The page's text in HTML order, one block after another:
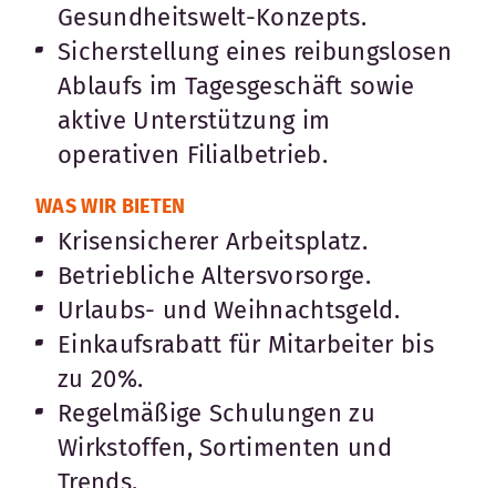
Gesundheitswelt-Konzepts.
Sicherstellung eines reibungslosen
Ablaufs im Tagesgeschäft sowie
aktive Unterstützung im
operativen Filialbetrieb.
WAS WIR BIETEN
Krisensicherer Arbeitsplatz.
Betriebliche Altersvorsorge.
Urlaubs- und Weihnachtsgeld.
Einkaufsrabatt für Mitarbeiter bis
zu 20%.
Regelmäßige Schulungen zu
Wirkstoffen, Sortimenten und